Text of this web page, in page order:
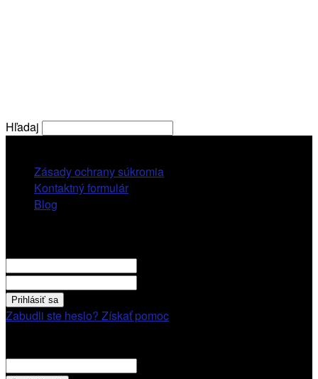
Hľadaj
Zásady ochrany súkromia
Kontaktný formulár
Blog
Zabudli ste heslo? Získať pomoc